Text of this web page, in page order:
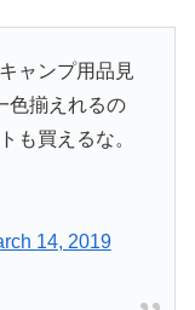
ャンプ用品見
色揃えれるの
も買えるな。
14, 2019